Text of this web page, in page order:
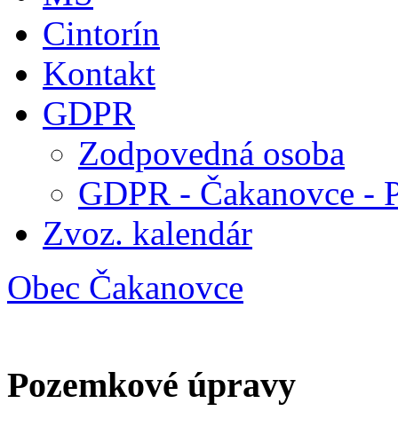
Cintorín
Kontakt
GDPR
Zodpovedná osoba
GDPR - Čakanovce -
Zvoz. kalendár
Obec Čakanovce
Pozemkové úpravy